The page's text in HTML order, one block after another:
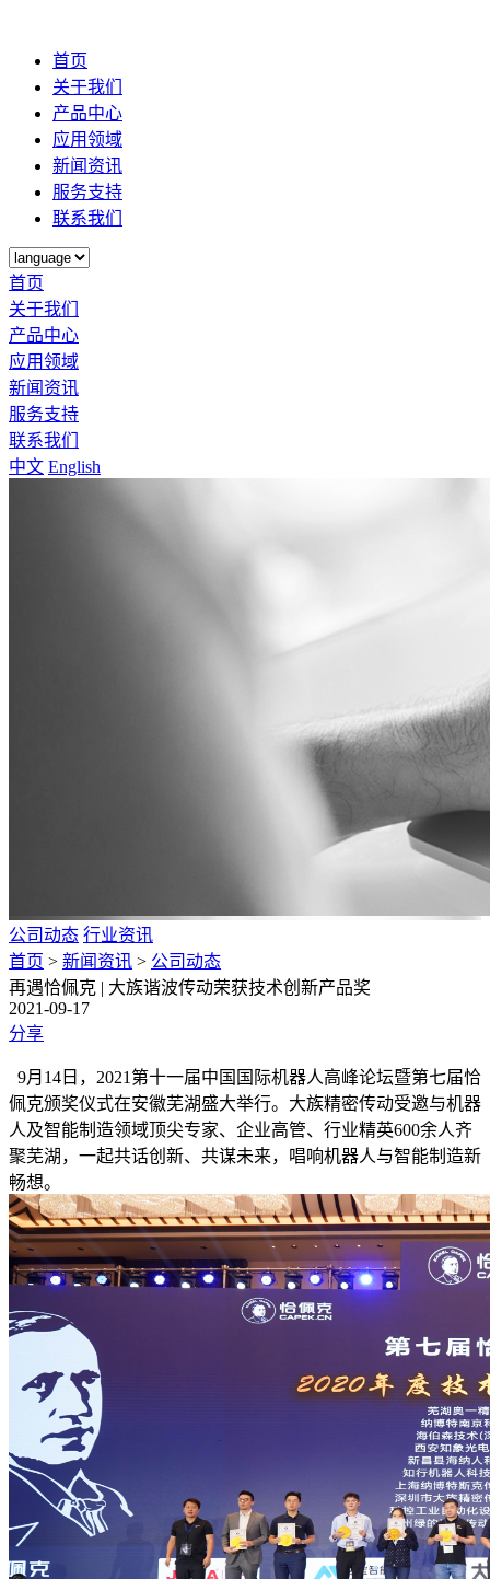
首页
关于我们
产品中心
应用领域
新闻资讯
服务支持
联系我们
首页
关于我们
产品中心
应用领域
新闻资讯
服务支持
联系我们
中文 English
公司动态 行业资讯
首页 > 新闻资讯 > 公司动态
再遇恰佩克 | 大族谐波传动荣获技术创新产品奖
2021-09-17
分享
9月14日，2021第十一届中国国际机器人高峰论坛暨第七届恰
佩克颁奖仪式在安徽芜湖盛大举行。大族精密传动受邀与机器
人及智能制造领域顶尖专家、企业高管、行业精英600余人齐
聚芜湖，一起共话创新、共谋未来，唱响机器人与智能制造新
畅想。